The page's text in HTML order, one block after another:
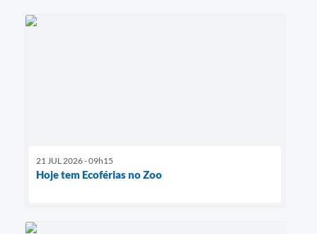
21 JUL 2026 - 09h15
Hoje tem Ecoférias no Zoo